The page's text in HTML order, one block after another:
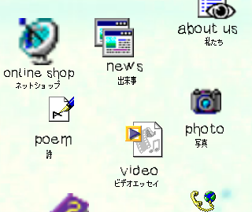
​online shop
​ネットショップ
​poem
​詩
​news
​出来事
​about us
​私たち
​photo
​写真
​ビデオエッセイ
​video